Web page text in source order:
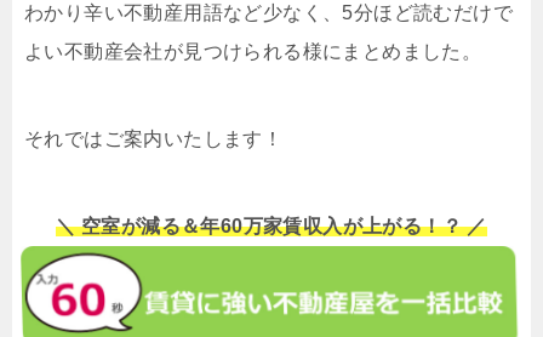
わかり辛い不動産用語など少なく、5分ほど読むだけで
よい不動産会社が見つけられる様にまとめました。
それではご案内いたします！
＼ 空室が減る＆年60万家賃収入が上がる！？ ／